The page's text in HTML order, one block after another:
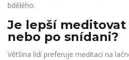
bdělého.
Je lepší meditovat
nebo po snídani?
Většina lidí preferuje meditaci na